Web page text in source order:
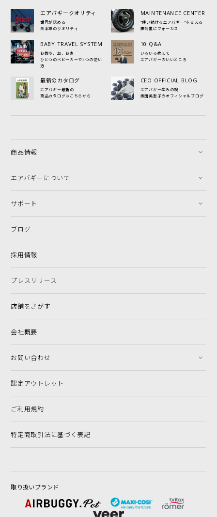
エアバギークオリティ
世界が認める
日本車のクオリティ
MAINTENANCE CENTER
"使い続けるエアバギー"を支える
舞台裏にフォーカス
BABY TRAVEL SYSTEM
お散歩、車、お家
ひとつのベビーカーで3つの使い
方
10 Q&A
いろいろ教えて
エアバギーのいいところ
最新のカタログ
エアバギー最新の
商品カタログはこちらから
CEO OFFICIAL BLOG
エアバギー産みの親
飯田美恵子のオフィシャルブログ
商品情報
エアバギーについて
サポート
ブログ
採用情報
プレスリリース
店舗をさがす
会社概要
お問い合わせ
認定アウトレット
ご利用規約
特定商取引法に基づく表記
取り扱いブランド